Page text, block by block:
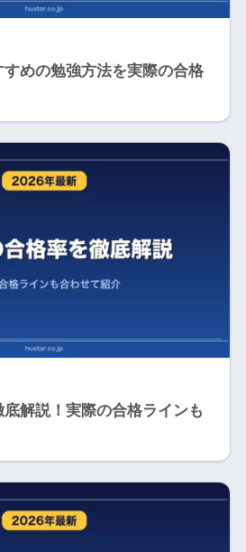
めの勉強方法を実際の合格
解説！実際の合格ラインも